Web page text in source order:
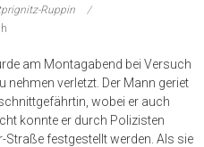
Ruppin
am Montagabend bei Versuch
nehmen verletzt. Der Mann geriet
wobei er auch
konnte er durch Polizisten
Straße festgestellt werden. Als sie